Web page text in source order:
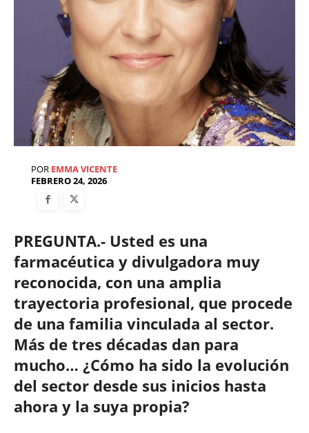
JUANJO MOLINA
POR EMMA VICENTE
FEBRERO 24, 2026
PREGUNTA.- Usted es una
farmacéutica y divulgadora muy
reconocida, con una amplia
trayectoria profesional, que procede
de una familia vinculada al sector.
Más de tres décadas dan para
mucho… ¿Cómo ha sido la evolución
del sector desde sus inicios hasta
ahora y la suya propia?